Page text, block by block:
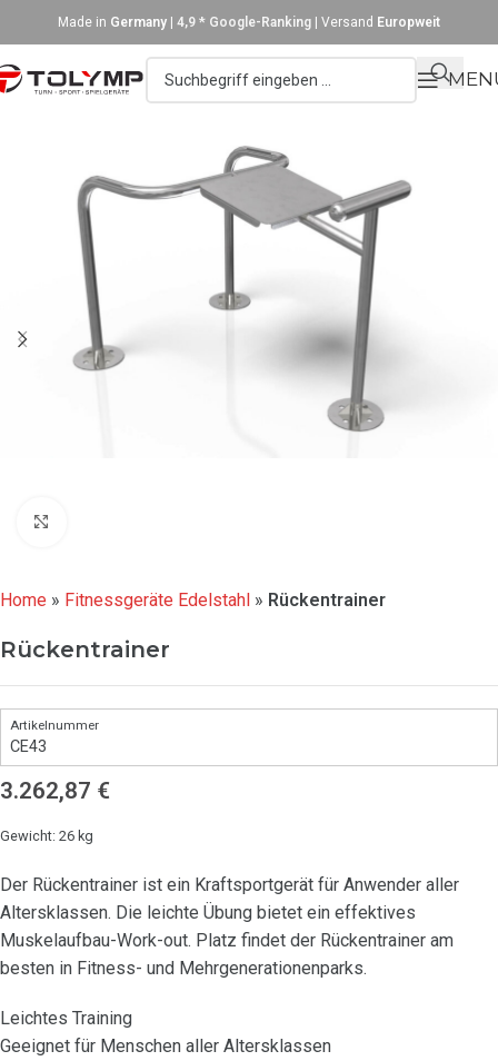
Made in Germany 4,9 * Google-Ranking | Versand Europweit
Home » Fitnessgeräte Edelstahl » Rückentrainer
Rückentrainer
CE43
3.262,87 €
Gewicht: 26 kg
Der Rückentrainer ist ein Kraftsportgerät für Anwender aller
Altersklassen. Die leichte Übung bietet ein effektives
Muskelaufbau-Work-out. Platz findet der Rückentrainer am
besten in Fitness- und Mehrgenerationenparks.
Leichtes Training
Geeignet für Menschen aller Altersklassen